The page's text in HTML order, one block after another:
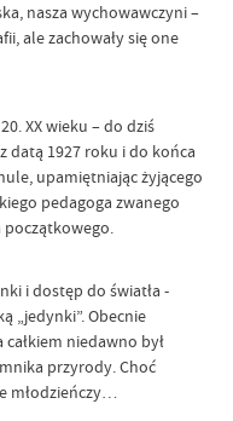
nasza wychowawczyni –
ale zachowały się one
XX wieku – do dziś
datą 1927 roku i do końca
upamiętniając żyjącego
pedagoga zwanego
początkowego.
i dostęp do światła -
„jedynki”. Obecnie
niedawno był
przyrody. Choć
młodzieńczy…